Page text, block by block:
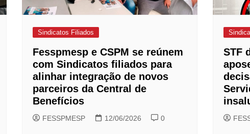
Sindicatos Filiados
Fesspmesp e CSPM se reúnem
com Sindicatos filiados para
alinhar integração de novos
parceiros da Central de
Benefícios
FESSPMESP 12/06/2026 0
STF